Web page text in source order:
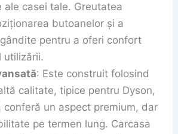
ale casei tale. Greutatea
butoanelor și a
pentru a oferi confort
utilizării.
: Este construit folosind
calitate, tipice pentru Dyson,
conferă un aspect premium, dar
pe termen lung. Carcasa